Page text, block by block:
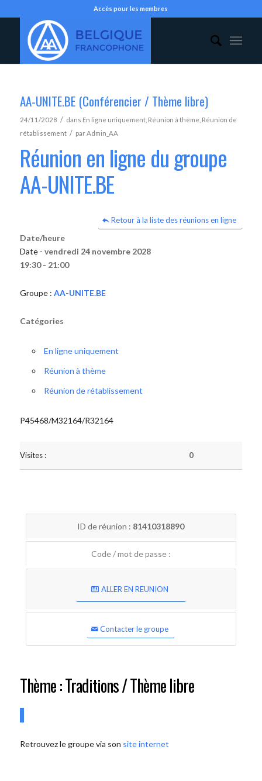
Accès pour les membres
AA-UNITE.BE (Conférencier / Thème libre)
24/11/2028 / dans En ligne uniquement, Réunion à thème Réunion de
rétablissement / parAdmin_AA
Réunion en ligne du groupe
AA-UNITE.BE
Retour à la liste des réunions en ligne
Date/heure
Date - vendredi 24 novembre 2028
19:30 - 21:00
Groupe : AA-UNITE.BE
Catégories
En ligne uniquement
Réunion à thème
Réunion de rétablissement
P45468/M32164/R32164
Visites : 0
ID de réunion : 81410318890
Code / mot de passe :
ALLER EN REUNION
Contacter le groupe
Thème : Traditions / Thème libre
Retrouvez le groupe via son site internet